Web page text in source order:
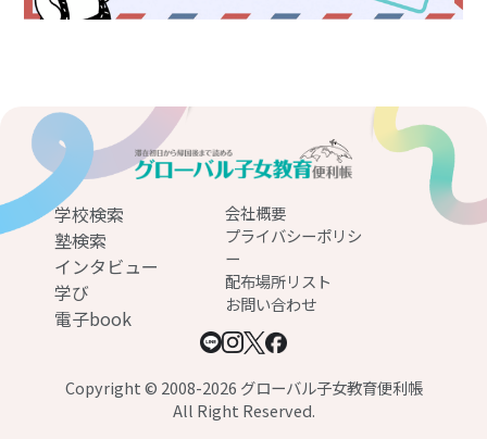
学校検索
塾検索
インタビュー
学び
電子book
会社概要
プライバシーポリシ
ー
配布場所リスト
お問い合わせ
Copyright © 2008-2026 グローバル子女教育便利帳
All Right Reserved.